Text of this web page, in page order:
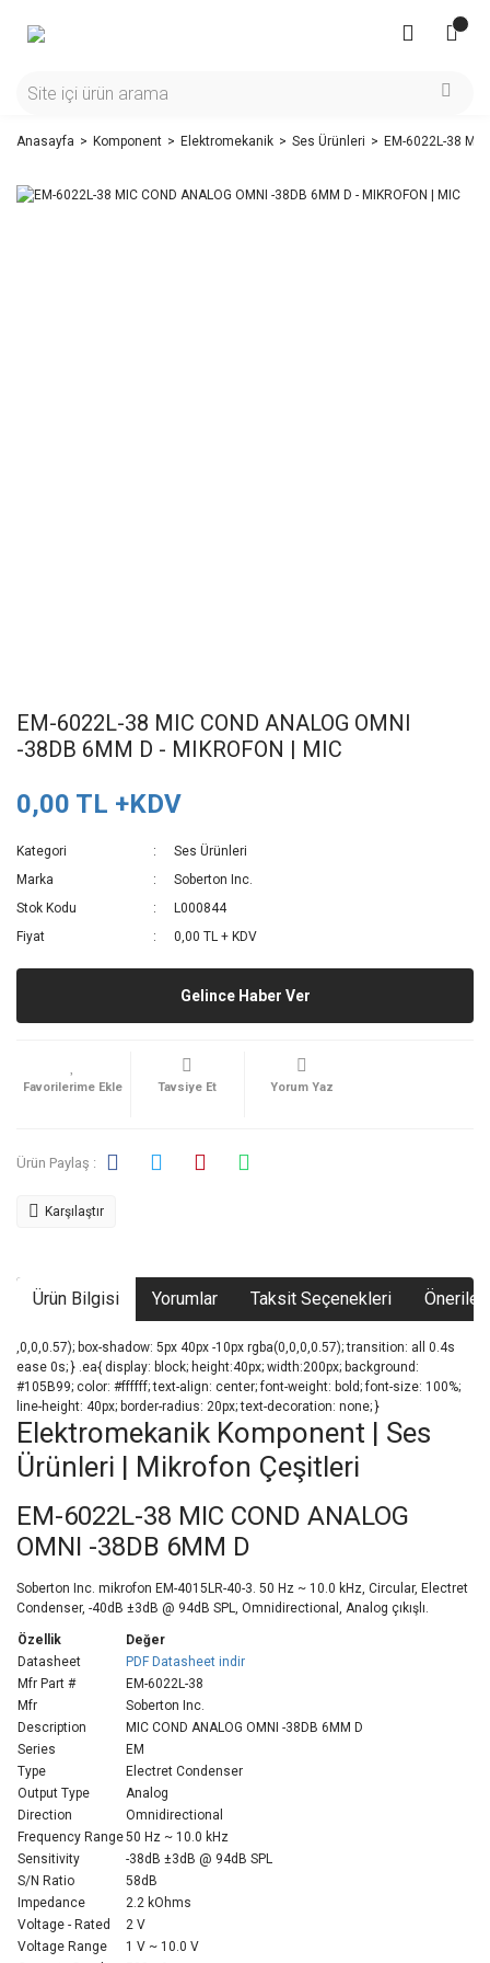
Anasayfa Komponent Elektromekanik Ses Ürünleri EM-6022L-38
EM-6022L-38 MIC COND ANALOG OMNI
-38DB 6MM D - MIKROFON | MIC
0,00 TL +KDV
Kategori
Ses Ürünleri
Marka
Soberton Inc.
Stok Kodu
L000844
Fiyat
0,00 TL + KDV
Gelince Haber Ver
Tavsiye Et Yorum Yaz
Ürün Paylaş :
Karşılaştır
Ürün Bilgisi Yorumlar Taksit Seçenekleri
,0,0,0.57); box-shadow: 5px 40px -10px rgba(0,0,0,0.57); transition: all 0.4s
ease 0s; } .ea{ display: block; height:40px; width:200px; background:
#105B99; color: #ffffff; text-align: center; font-weight: bold; font-size: 100%;
line-height: 40px; border-radius: 20px; text-decoration: none; }
Elektromekanik Komponent | Ses
Ürünleri | Mikrofon Çeşitleri
EM-6022L-38 MIC COND ANALOG
OMNI -38DB 6MM D
Soberton Inc. mikrofon EM-4015LR-40-3. 50 Hz ~ 10.0 kHz, Circular, Electret
Condenser, -40dB ±3dB @ 94dB SPL, Omnidirectional, Analog çıkışlı.
Özellik
Değer
Datasheet
PDF Datasheet indir
Mfr Part #
EM-6022L-38
Mfr
Soberton Inc.
Description
MIC COND ANALOG OMNI -38DB 6MM D
Series
EM
Type
Electret Condenser
Output Type
Analog
Direction
Omnidirectional
Frequency Range50 Hz ~ 10.0 kHz
Sensitivity
-38dB ±3dB @ 94dB SPL
S/N Ratio
58dB
Impedance
2.2 kOhms
Voltage - Rated
2 V
Voltage Range
1 V ~ 10.0 V